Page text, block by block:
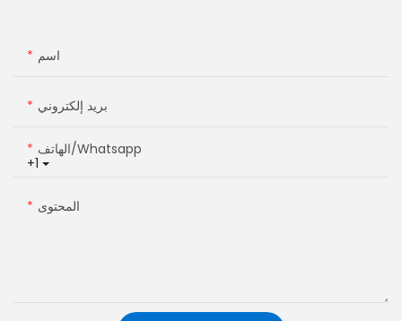
اسم
بريد إلكتروني
+1
الهاتف/whatsapp
المحتوى